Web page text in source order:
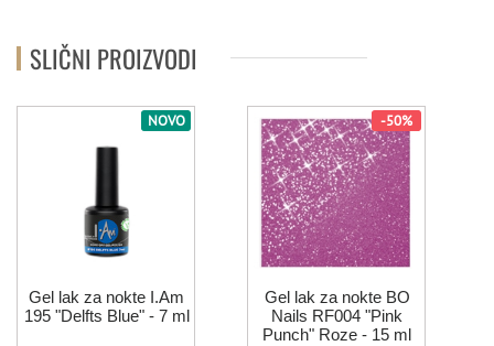
SLIČNI PROIZVODI
NOVO
Gel lak za nokte I.Am
195 "Delfts Blue" - 7 ml
-50%
Gel lak za nokte BO
Nails RF004 "Pink
Punch" Roze - 15 ml